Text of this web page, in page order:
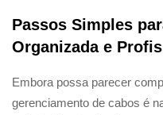
Passos Simples
Organizada e
Embora possa parecer
gerenciamento de cabos é